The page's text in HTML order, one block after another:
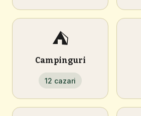
⛺
Campinguri
12 cazari